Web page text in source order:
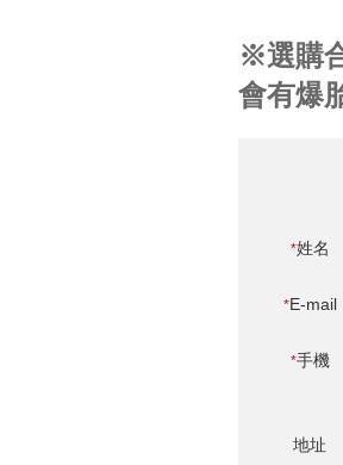
※選購
會有爆
*姓名
*E-mail
*手機
地址